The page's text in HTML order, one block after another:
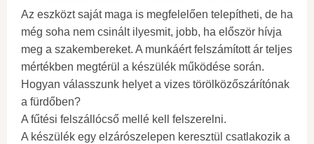
Az eszközt saját maga is megfelelően telepítheti, de ha
még soha nem csinált ilyesmit, jobb, ha először hívja
meg a szakembereket. A munkáért felszámított ár teljes
mértékben megtérül a készülék működése során.
Hogyan válasszunk helyet a vizes törölközőszárítónak
a fürdőben?
A fűtési felszállócső mellé kell felszerelni.
A készülék egy elzárószelepen keresztül csatlakozik a